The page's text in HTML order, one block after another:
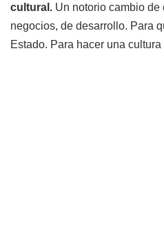
cultural. Un notorio cambio
negocios, de desarrollo. Para
Estado. Para hacer una